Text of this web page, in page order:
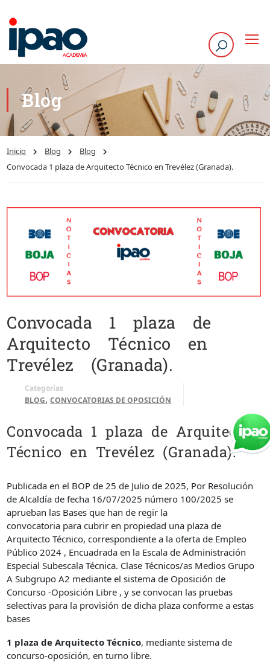
Blog
Inicio Blog
Blog
Convocada 1 plaza de Arquitecto Técnico en Trevélez (Granada).
Convocada 1 plaza de
Arquitecto Técnico en
Trevélez (Granada).
Categorías
BLOG,CONVOCATORIAS DE OPOSICIÓN
Convocada 1 plaza de Arquitecto
Técnico en Trevélez (Granada).
Publicada en el BOP de 25 de Julio de 2025, Por Resolución
de Alcaldía de fecha 16/07/2025 número 100/2025 se
aprueban las Bases que han de regir la
convocatoria para cubrir en propiedad una plaza de
Arquitecto Técnico, correspondiente a la oferta de Empleo
Público 2024 , Encuadrada en la Escala de Administración
Especial Subescala Técnica. Clase Técnicos/as Medios Grupo
A Subgrupo A2 mediante el sistema de Oposición de
Concurso -Oposición Libre , y se convocan las pruebas
selectivas para la provisión de dicha plaza conforme a estas
bases
1 plaza de Arquitecto Técnico, mediante sistema de
concurso-oposición, en turno libre.